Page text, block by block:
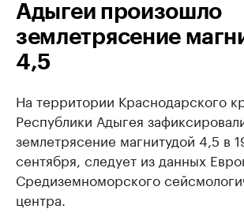
Адыгеи произошло
землетрясение
4,5
На территории Краснодарского
Республики Адыгея
землетрясение магнитудой 4,5 в
сентября, следует из данных
Средиземноморского
центра.